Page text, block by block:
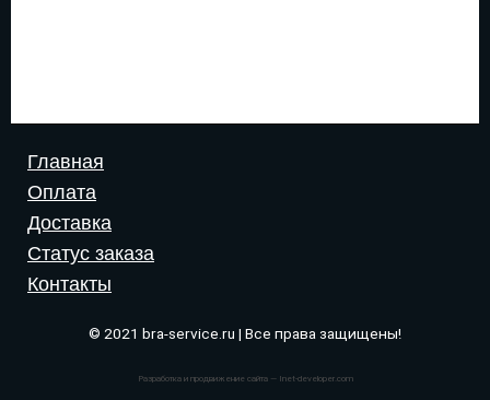
Главная
Оплата
Доставка
Статус заказа
Контакты
© 2021 bra-service.ru | Все права защищены!
Разработка и продвижение сайта — Inet-developer.com